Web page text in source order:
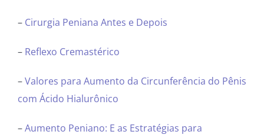
– Cirurgia Peniana Antes e Depois
– Reflexo Cremastérico
–Valores para Aumento da Circunferência do Pênis
com Ácido Hialurônico
–Aumento Peniano: E as Estratégias para